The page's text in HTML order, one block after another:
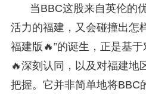
当BBC这股来自英伦的
活力的福建，又会碰撞出怎
福建版🔥”的诞生，正是基
🔥深刻认同，以及对福建地
把握。它并非简单地将BBC